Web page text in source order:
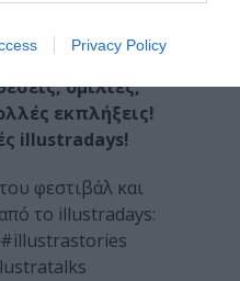
Privacy Policy
ομιλίες,
εκπλήξεις!
illustradays!
φεστιβάλ και
το illustradays: